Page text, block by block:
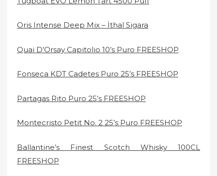
Oris Intense Deep Mix – İthal Sigara
Quai D’Orsay Capitolio 10’s Puro FREESHOP
Fonseca KDT Cadetes Puro 25’s FREESHOP
Partagas Rito Puro 25’s FREESHOP
Montecristo Petit No. 2 25’s Puro FREESHOP
Ballantine’s Finest Scotch Whisky 100CL
FREESHOP